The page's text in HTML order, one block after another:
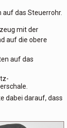
auf das Steuerrohr.
mit der
auf die obere
auf das
dabei darauf, dass